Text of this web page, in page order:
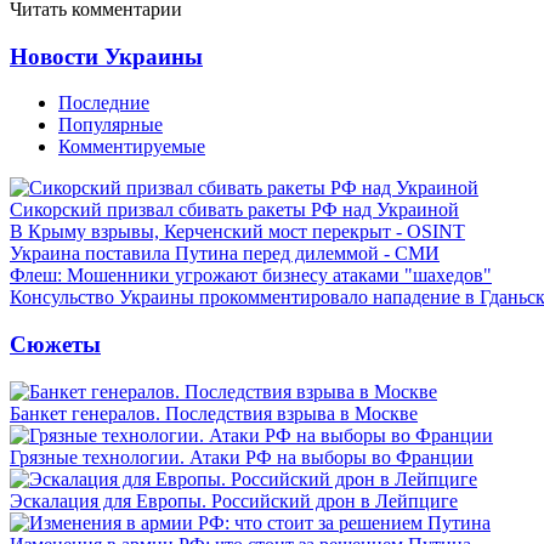
Читать комментарии
Новости Украины
Последние
Популярные
Комментируемые
Сикорский призвал сбивать ракеты РФ над Украиной
В Крыму взрывы, Керченский мост перекрыт - OSINT
Украина поставила Путина перед дилеммой - СМИ
Флеш: Мошенники угрожают бизнесу атаками "шахедов"
Консульство Украины прокомментировало нападение в
Сюжеты
Банкет генералов. Последствия взрыва в Москве
Грязные технологии. Атаки РФ на выборы во Франции
Эскалация для Европы. Российский дрон в Лейпциге